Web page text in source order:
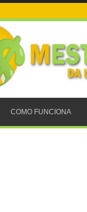
COMO FUNCIONA